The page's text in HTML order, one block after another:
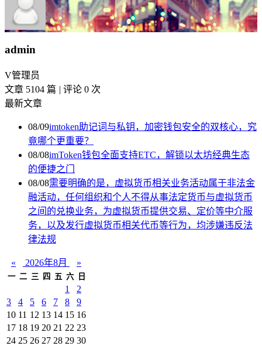
admin
V管理员
文章 5104 篇 | 评论 0 次
最新文章
08/09imtoken助记词与私钥，加密钱包安全的双核心，究
竟哪个更重要？
08/08imToken钱包全面支持ETC，解锁以太坊经典生态
的便捷之门
08/08需要明确的是，虚拟货币相关业务活动属于非法金
融活动，任何组织和个人不得从事法定货币与虚拟货币
之间的兑换业务，为虚拟货币提供交易、定价等中介服
务，以及发行虚拟货币相关代币等行为，均涉嫌违反法
律法规
« 2026年8月 »
一 二 三 四 五 六 日
1
2
3
4 5 6 7 8
9
10 11 12 13 14 15 16
17 18 19 20 21 22 23
24 25 26 27 28 29 30